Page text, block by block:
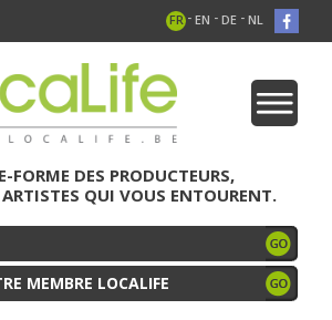
FR - EN - DE - NL
FORME DES PRODUCTEURS,
QUI VOUS ENTOURENT.
MEMBRE LOCALIFE